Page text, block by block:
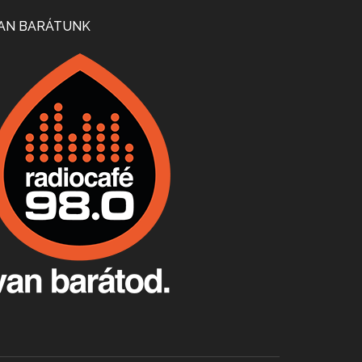
Apr 24, 2026 • 00:38:10
Villány, kékfrankos, Jackfall
Apr 17, 2026 • 00:35:38
Apr 9, 2026 • 00:37:17
BARÁTUNK